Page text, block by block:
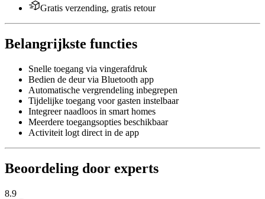
Gratis verzending, gratis retour
Belangrijkste functies
Snelle toegang via vingerafdruk
Bedien de deur via Bluetooth app
Automatische vergrendeling inbegrepen
Tijdelijke toegang voor gasten instelbaar
Integreer naadloos in smart homes
Meerdere toegangsopties beschikbaar
Activiteit logt direct in de app
Beoordeling door experts
8.9